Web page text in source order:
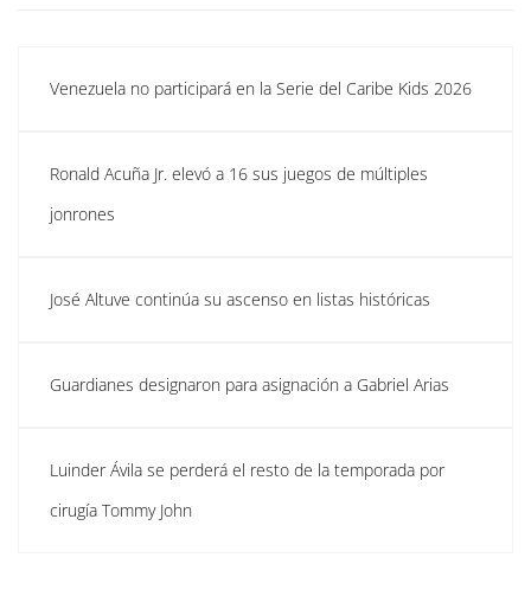
Venezuela no participará en la Serie del Caribe Kids 2026
Ronald Acuña Jr. elevó a 16 sus juegos de múltiples
jonrones
José Altuve continúa su ascenso en listas históricas
Guardianes designaron para asignación a Gabriel Arias
Luinder Ávila se perderá el resto de la temporada por
cirugía Tommy John